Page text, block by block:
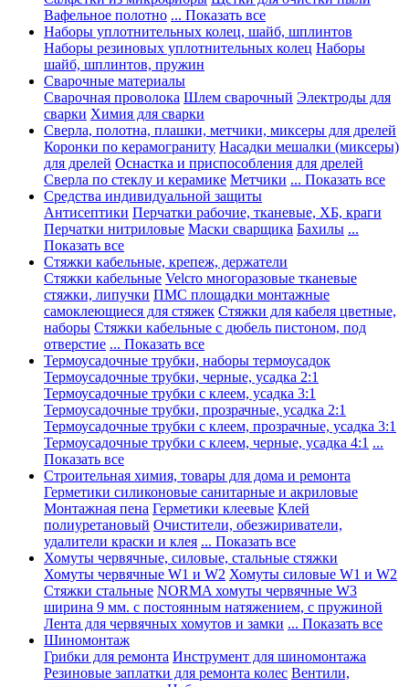
Вафельное полотно ... Показать все
Наборы уплотнительных колец, шайб, шплинтов
Наборы резиновых уплотнительных колец Наборы
шайб, шплинтов, пружин
Сварочные материалы
Сварочная проволока Шлем сварочный Электроды для
сварки Химия для сварки
Сверла, полотна, плашки, метчики, миксеры для дрелей
Коронки по керамограниту Насадки мешалки (миксеры)
для дрелей Оснастка и приспособления для дрелей
Сверла по стеклу и керамике Метчики ... Показать все
Средства индивидуальной защиты
Антисептики Перчатки рабочие, тканевые, ХБ, краги
Перчатки нитриловые Маски сварщика Бахилы ...
Показать все
Стяжки кабельные, крепеж, держатели
Стяжки кабельные Velcro многоразовые тканевые
стяжки, липучки ПМС площадки монтажные
самоклеющиеся для стяжек Стяжки для кабеля цветные,
наборы Стяжки кабельные с дюбель пистоном, под
отверстие ... Показать все
Термоусадочные трубки, наборы термоусадок
Термоусадочные трубки, черные, усадка 2:1
Термоусадочные трубки с клеем, усадка 3:1
Термоусадочные трубки, прозрачные, усадка 2:1
Термоусадочные трубки с клеем, прозрачные, усадка 3:1
Термоусадочные трубки с клеем, черные, усадка 4:1 ...
Показать все
Строительная химия, товары для дома и ремонта
Герметики силиконовые санитарные и акриловые
Монтажная пена Герметики клеевые Клей
полиуретановый Очистители, обезжириватели,
удалители краски и клея ... Показать все
Хомуты червячные, силовые, стальные стяжки
Хомуты червячные W1 и W2 Хомуты силовые W1 и W2
Стяжки стальные NORMA хомуты червячные W3
ширина 9 мм. с постоянным натяжением, с пружиной
Лента для червячных хомутов и замки ... Показать все
Шиномонтаж
Грибки для ремонта Инструмент для шиномонтажа
Резиновые заплатки для ремонта колес Вентили,